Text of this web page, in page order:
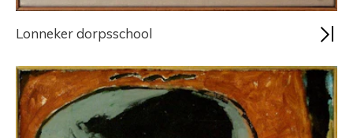
Lonneker dorpsschool